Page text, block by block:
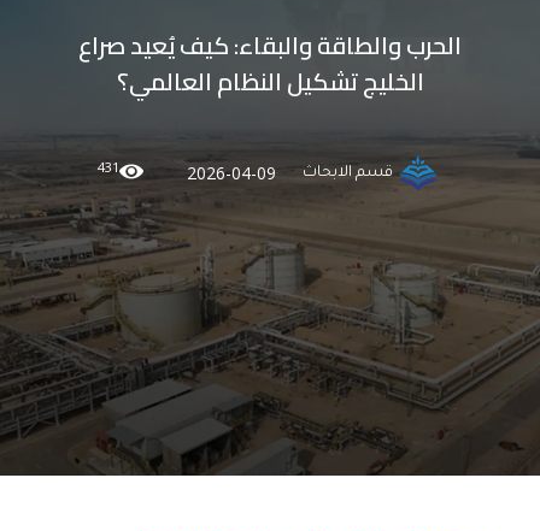
الحرب والطاقة والبقاء: كيف يُعيد صراع
الخليج تشكيل النظام العالمي؟
قسم الابحاث 2026-04-09
431